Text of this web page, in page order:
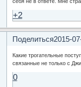
+2
Поделиться2015-
Какие трогательные
связанные не только с
0